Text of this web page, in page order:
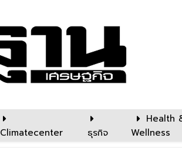
Climatecenter ธุรกิจ
Health
Wellness